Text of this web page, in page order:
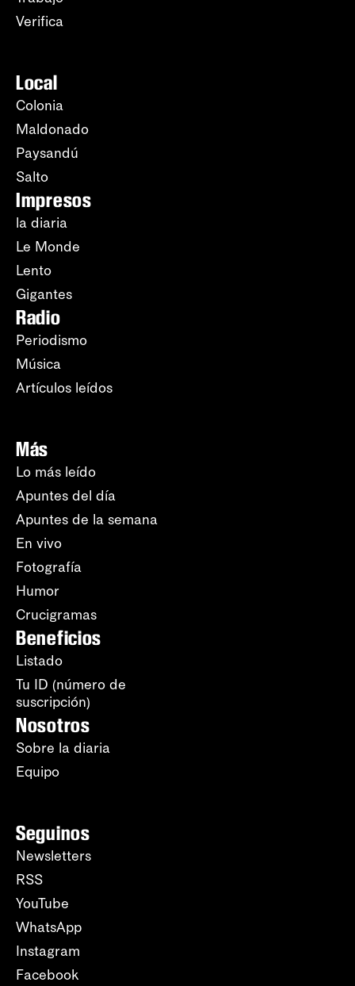
Verifica
Local
Colonia
Maldonado
Paysandú
Salto
Impresos
la diaria
Le Monde
Lento
Gigantes
Radio
Periodismo
Música
Artículos leídos
Más
Lo más leído
Apuntes del día
Apuntes de la semana
En vivo
Fotografía
Humor
Crucigramas
Beneficios
Listado
Tu ID (número de
suscripción)
Nosotros
Sobre la diaria
Equipo
Seguinos
Newsletters
RSS
YouTube
WhatsApp
Instagram
Facebook